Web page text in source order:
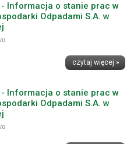
- Informacja o stanie prac w
Odpadami S.A. w
czytaj więcej »
- Informacja o stanie prac w
Odpadami S.A. w